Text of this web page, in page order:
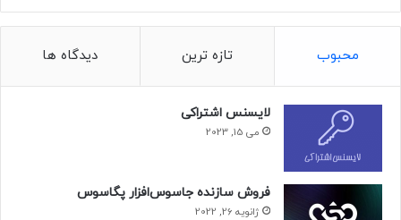
محبوب تازه ترین دیدگاه ها
لایسنس اشتراکی
می 15, 2023
فروش سازنده جاسوس‌افزار پگاسوس
ژانویه 26, 2022